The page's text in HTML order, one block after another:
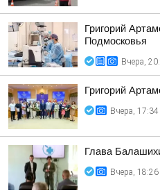
Григорий
Подмосковья
Вчера,
Григорий
Вчера, 17:34
Глава
Вчера, 18:26